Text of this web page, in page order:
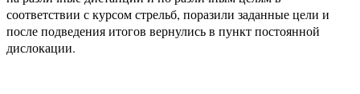
соответствии с курсом стрельб, поразили заданные цели и
после подведения итогов вернулись в пункт постоянной
дислокации.